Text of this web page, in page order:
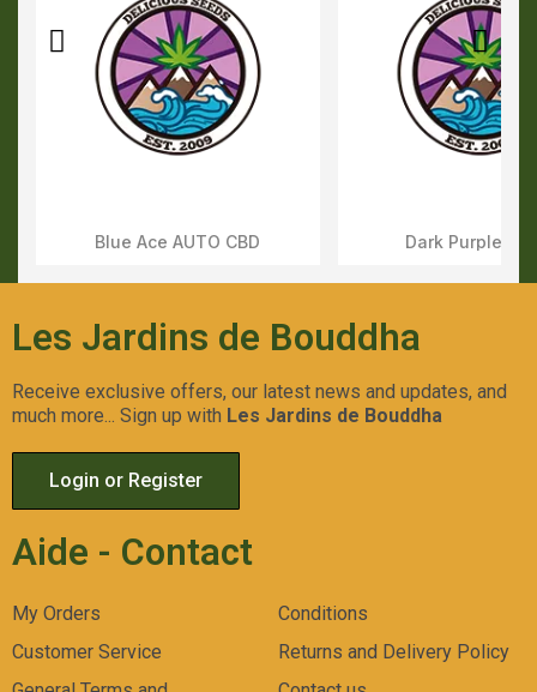
Aperçu Rapide
Blue Ace AUTO CBD Aperçu
Dark Purple
Les Jardins de Bouddha
Receive exclusive offers, our latest news and updates, and
much more... Sign up with Les Jardins de Bouddha
Login or Register
Aide - Contact
My Orders
Customer Service
Conditions
Returns and Delivery Policy